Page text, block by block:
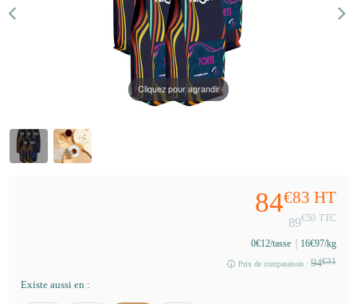
Cliquez pour agrandir
84€83 HT
89€50 TTC
0€12/tasse 16€97/kg
Prix de comparaison : 94€31
Existe aussi en :